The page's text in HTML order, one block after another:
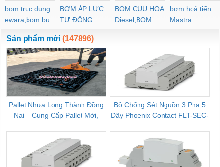
bom truc dung
ewara,bom bu
ewara
BƠM ÁP LỰC
TỰ ĐỘNG
BOM CUU HOA
Diesel,BOM
CHUA CHAY
bơm hoả tiển
Mastra
Sản phẩm mới (147896)
Pallet Nhựa Long Thành Đồng
Nai – Cung Cấp Pallet Mới,
Bộ Chống Sét Nguồn 3 Pha 5
Dây Phoenix Contact FLT-SEC-